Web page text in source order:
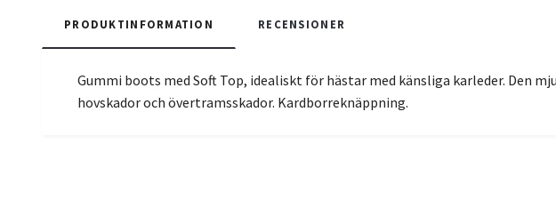
PRODUKTINFORMATION RECENSIONER
Gummi boots med Soft Top, idealiskt för hästar med känsliga karleder. Den
hovskador och övertramsskador. Kardborreknäppning.